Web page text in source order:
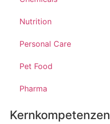
Nutrition
Personal Care
Pet Food
Pharma
Kernkompetenzen